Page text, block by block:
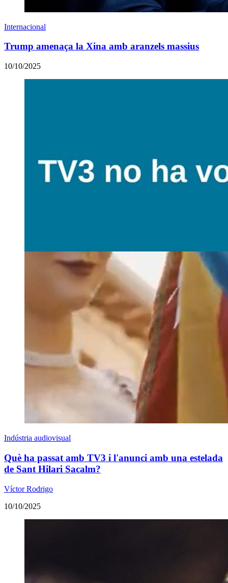
Internacional
Trump amenaça la Xina amb aranzels massius
10/10/2025
Indústria audiovisual
Què ha passat amb TV3 i l'anunci amb una estelada
de Sant Hilari Sacalm?
Víctor Rodrigo
10/10/2025